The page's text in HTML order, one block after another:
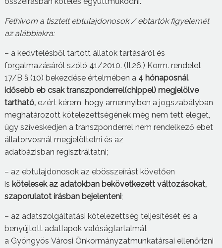
Felhívom a tisztelt ebtulajdonosok / ebtartók figyelemét
az alábbiakra:
– a kedvtelésből tartott állatok tartásáról és
forgalmazásáról szóló 41/2010. (II.26.) Korm. rendelet
17/B § (10) bekezdése értelmében a 4 hónaposnál
idősebb eb csaktranszponderrel(chippel) megjelölve
tartható,ezért kérem, hogy amennyiben a jogszabályban
meghatározott kötelezettségének még nem tett eleget,
úgy szíveskedjen a transzponderrel nem rendelkező ebet
állatorvosnál megjelöltetni és az
adatbázisban regisztráltatni;
– az ebtulajdonosok az ebösszeírást követően
is kötelesek az adatokban bekövetkezett változásokat,
szaporulatot írásban bejelenteni;
– az adatszolgáltatási kötelezettség teljesítését és a
benyújtott adatlapok valóságtartalmát
a Gyöngyös Városi Önkormányzatmunkatársai ellenőrizni